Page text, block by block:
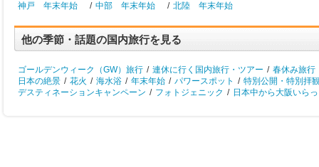
神戸 年末年始
/ 中部 年末年始 / 北陸 年末年始
他の季節・話題の国内旅行を見る
ゴールデンウィーク（GW）旅行 / 連休に行く国内旅行・ツアー / 春休み旅行
日本の絶景 / 花火 / 海水浴 / 年末年始 / パワースポット / 特別公開・特別拝
デスティネーションキャンペーン / フォトジェニック / 日本中から大阪いら